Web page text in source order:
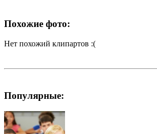
Похожие фото:
Нет похожий клипартов :(
Популярные: